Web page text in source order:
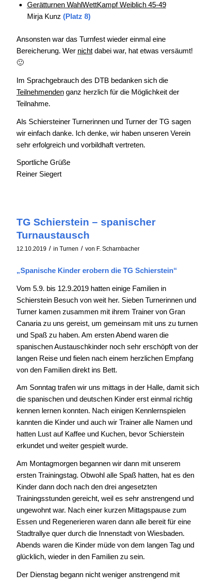
Gerätturnen WahlWettKampf Weiblich 45-49
Mirja Kunz (Platz 8)
Ansonsten war das Turnfest wieder einmal eine
Bereicherung. Wer nichtdabei war, hat etwas versäumt!
🙂
Im Sprachgebrauch des DTB bedanken sich die
Teilnehmendenganz herzlich für die Möglichkeit der
Teilnahme.
Als Schiersteiner Turnerinnen und Turner der TG sagen
wir einfach danke. Ich denke, wir haben unseren Verein
sehr erfolgreich und vorbildhaft vertreten.
Sportliche Grüße
Reiner Siegert
TG Schierstein – spanischer
Turnaustausch
12.10.2019 / in Turnen / von F. Scharnbacher
„Spanische Kinder erobern die TG Schierstein“
Vom 5.9. bis 12.9.2019 hatten einige Familien in
Schierstein Besuch von weit her. Sieben Turnerinnen und
Turner kamen zusammen mit ihrem Trainer von Gran
Canaria zu uns gereist, um gemeinsam mit uns zu turnen
und Spaß zu haben. Am ersten Abend waren die
spanischen Austauschkinder noch sehr erschöpft von der
langen Reise und fielen nach einem herzlichen Empfang
von den Familien direkt ins Bett.
Am Sonntag trafen wir uns mittags in der Halle, damit sich
die spanischen und deutschen Kinder erst einmal richtig
kennen lernen konnten. Nach einigen Kennlernspielen
kannten die Kinder und auch wir Trainer alle Namen und
hatten Lust auf Kaffee und Kuchen, bevor Schierstein
erkundet und weiter gespielt wurde.
Am Montagmorgen begannen wir dann mit unserem
ersten Trainingstag. Obwohl alle Spaß hatten, hat es den
Kinder dann doch nach den drei angesetzten
Trainingsstunden gereicht, weil es sehr anstrengend und
ungewohnt war. Nach einer kurzen Mittagspause zum
Essen und Regenerieren waren dann alle bereit für eine
Stadtrallye quer durch die Innenstadt von Wiesbaden.
Abends waren die Kinder müde von dem langen Tag und
glücklich, wieder in den Familien zu sein.
Der Dienstag begann nicht weniger anstrengend mit